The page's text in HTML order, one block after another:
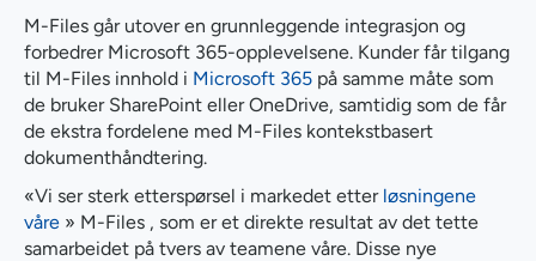
M-Files går utover en grunnleggende integrasjon og
forbedrer Microsoft 365-opplevelsene. Kunder får tilgang
til M-Files innhold i Microsoft 365 på samme måte som
de bruker SharePoint eller OneDrive, samtidig som de får
de ekstra fordelene med M-Files kontekstbasert
dokumenthåndtering.
«Vi ser sterk etterspørsel i markedet etter løsningene
våre » M-Files , som er et direkte resultat av det tette
samarbeidet på tvers av teamene våre. Disse nye